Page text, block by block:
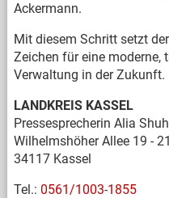
Ackermann.
Mit diesem Schritt setzt
Zeichen für eine moderne,
Verwaltung in der Zukunft.
LANDKREIS KASSEL
Pressesprecherin Alia
Wilhelmshöher Allee 19 - 21
34117 Kassel
Tel.: 0561/1003-1855